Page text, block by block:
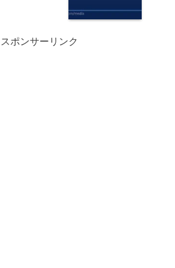
スポンサーリンク